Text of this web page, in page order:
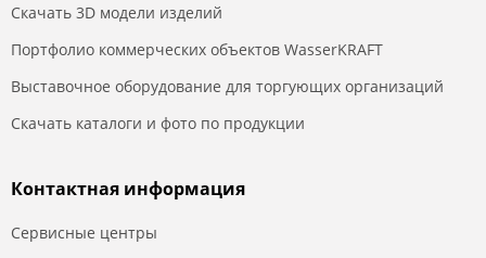
Скачать 3D модели изделий
Портфолио коммерческих объектов WasserKRAFT
Выставочное оборудование для торгующих организаций
Скачать каталоги и фото по продукции
Контактная информация
Сервисные центры